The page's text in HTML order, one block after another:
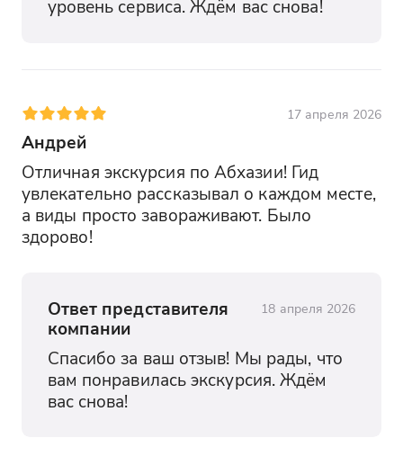
уровень сервиса. Ждём вас снова!
17 апреля 2026
Андрей
Отличная экскурсия по Абхазии! Гид
увлекательно рассказывал о каждом месте,
а виды просто завораживают. Было
здорово!
Ответ представителя
компании
18 апреля 2026
Спасибо за ваш отзыв! Мы рады, что
вам понравилась экскурсия. Ждём
вас снова!